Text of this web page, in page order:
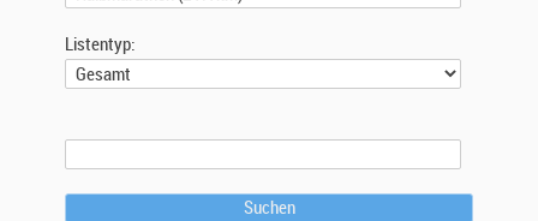
Listentyp:
Suchen